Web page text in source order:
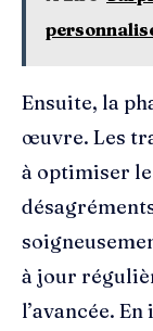
Ensuite, la
œuvre. Les
à optimiser
à jour
l’avancée.